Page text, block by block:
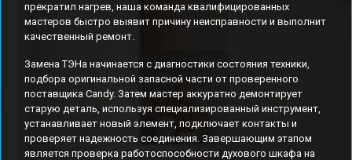
прекратил нагрев, наша команда квалифицированных
мастеров быстро выявит причину неисправности и выполнит
качественный ремонт.
Замена ТЭНа начинается с диагностики состояния техники,
подбора оригинальной запасной части от проверенного
поставщика Candy. Затем мастер аккуратно демонтирует
старую деталь, используя специализированный инструмент,
устанавливает новый элемент, подключает контакты и
проверяет надежность соединения. Завершающим этапом
является проверка работоспособности духового шкафа на